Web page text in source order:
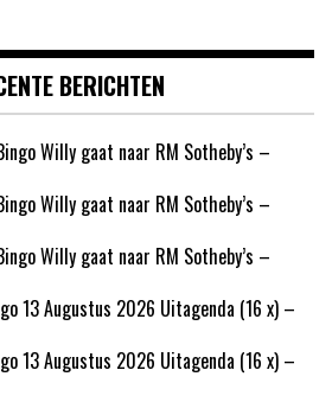
BERICHTEN
Willy gaat naar RM Sotheby’s –
Willy gaat naar RM Sotheby’s –
Willy gaat naar RM Sotheby’s –
13 Augustus 2026 Uitagenda (16 x) –
13 Augustus 2026 Uitagenda (16 x) –